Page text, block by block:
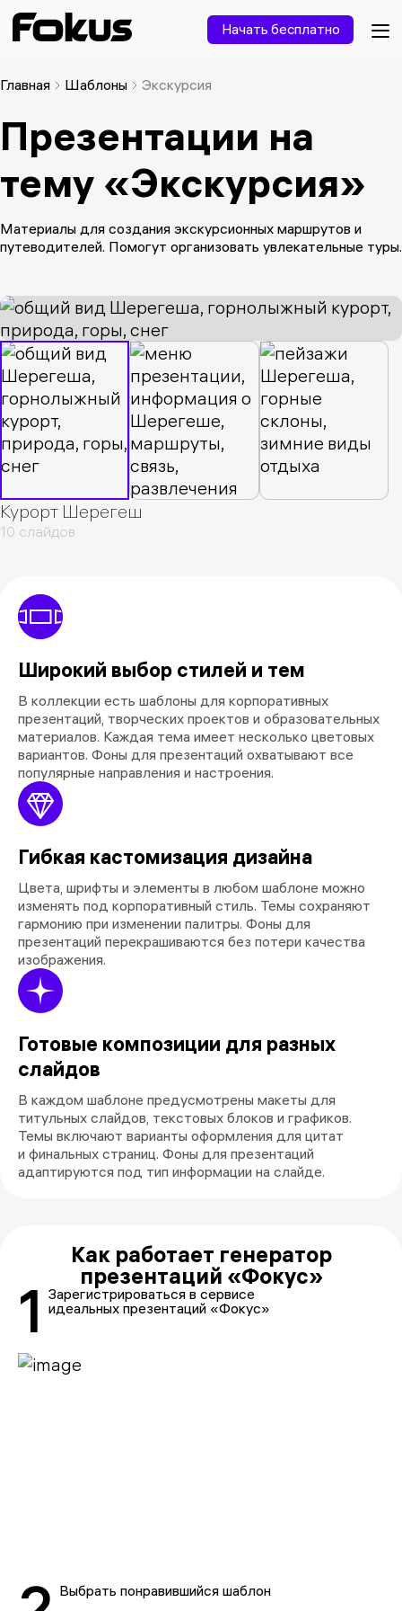
Начать бесплатно
Главная Шаблоны Экскурсия
Презентации на
тему «Экскурсия»
Материалы для создания экскурсионных маршрутов и
путеводителей. Помогут организовать увлекательные туры.
Курорт Шерегеш
10 слайдов
Широкий выбор стилей и тем
В коллекции есть шаблоны для корпоративных
презентаций, творческих проектов и образовательных
материалов. Каждая тема имеет несколько цветовых
вариантов. Фоны для презентаций охватывают все
популярные направления и настроения.
Гибкая кастомизация дизайна
Цвета, шрифты и элементы в любом шаблоне можно
изменять под корпоративный стиль. Темы сохраняют
гармонию при изменении палитры. Фоны для
презентаций перекрашиваются без потери качества
изображения.
Готовые композиции для разных
слайдов
В каждом шаблоне предусмотрены макеты для
титульных слайдов, текстовых блоков и графиков.
Темы включают варианты оформления для цитат
и финальных страниц. Фоны для презентаций
адаптируются под тип информации на слайде.
Как работает генератор
презентаций «Фокус»
1 Зарегистрироваться в сервисе
идеальных презентаций «Фокус»
Выбрать понравившийся шаблон